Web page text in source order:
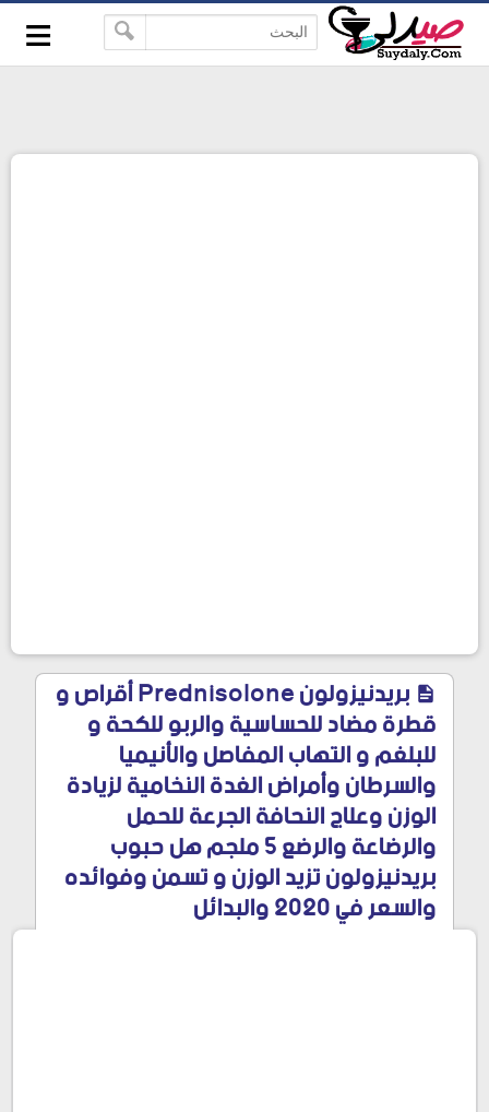
-->
google-site-verification=pbBDctPvwZJkSEHg2-
vmZ_yu86_9u3jQJgGN9H2FF9w
≡
بريدنيزولون Prednisolone أقراص و
قطرة مضاد للحساسية والربو للكحة و
للبلغم و التهاب المفاصل والأنيميا
والسرطان وأمراض الغدة النخامية لزيادة
الوزن وعلاج النحافة الجرعة للحمل
والرضاعة والرضع 5 ملجم هل حبوب
بريدنيزولون تزيد الوزن و تسمن وفوائده
والسعر في 2020 والبدائل